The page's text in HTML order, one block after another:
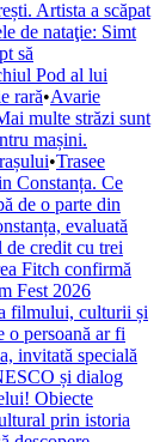
Artista a scăpat
de nataţie: Simt
să
Pod al lui
rară•Avarie
multe străzi sunt
mașini.
•Trasee
Constanța. Ce
de o parte din
evaluată
credit cu trei
Fitch confirmă
Fest 2026
filmului, culturii și
persoană ar fi
invitată specială
și dialog
Obiecte
prin istoria